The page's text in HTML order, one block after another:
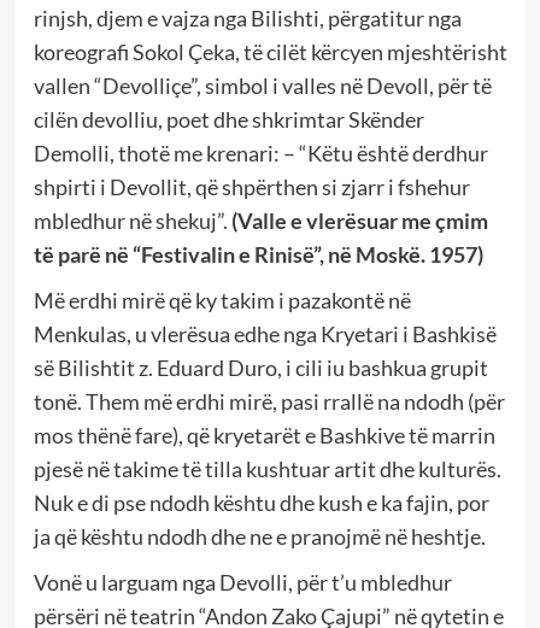
rinjsh, djem e vajza nga Bilishti, përgatitur nga
koreografi Sokol Çeka, të cilët kërcyen mjeshtërisht
vallen “Devolliçe”, simbol i valles në Devoll, për të
cilën devolliu, poet dhe shkrimtar Skënder
Demolli, thotë me krenari: – “Këtu është derdhur
shpirti i Devollit, që shpërthen si zjarr i fshehur
mbledhur në shekuj”. (Valle e vlerësuar me çmim
të parë në “Festivalin e Rinisë”, në Moskë. 1957)
Më erdhi mirë që ky takim i pazakontë në
Menkulas, u vlerësua edhe nga Kryetari i Bashkisë
së Bilishtit z. Eduard Duro, i cili iu bashkua grupit
tonë. Them më erdhi mirë, pasi rrallë na ndodh (për
mos thënë fare), që kryetarët e Bashkive të marrin
pjesë në takime të tilla kushtuar artit dhe kulturës.
Nuk e di pse ndodh kështu dhe kush e ka fajin, por
ja që kështu ndodh dhe ne e pranojmë në heshtje.
Vonë u larguam nga Devolli, për t’u mbledhur
përsëri në teatrin “Andon Zako Çajupi” në qytetin e